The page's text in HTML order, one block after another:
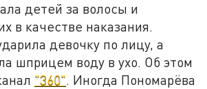
детей за волосы и
в качестве наказания.
девочку по лицу, а
шприцем воду в ухо. Об этом
"360". Иногда Пономарёва